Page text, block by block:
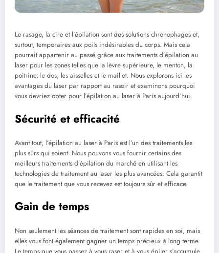
Le rasage, la cire et l’épilation sont des solutions chronophages et,
surtout, temporaires aux poils indésirables du corps. Mais cela
pourrait appartenir au passé grâce aux traitements d’épilation au
laser pour les zones telles que la lèvre supérieure, le menton, la
poitrine, le dos, les aisselles et le maillot. Nous explorons ici les
avantages du laser par rapport au rasoir et examinons pourquoi
vous devriez opter pour l’épilation au laser à Paris aujourd’hui.
Sécurité et efficacité
Avant tout, l’épilation au laser à Paris est l’un des traitements les
plus sûrs qui soient. Nous pouvons vous fournir certains des
meilleurs traitements d’épilation du marché en utilisant les
technologies de traitement au laser les plus avancées. Cela garantit
que le traitement que vous recevez est toujours sûr et efficace.
Gain de temps
Non seulement les séances de traitement sont rapides en soi, mais
elles vous font également gagner un temps précieux à long terme.
Le temps que vous passez à vous raser et à vous épiler s’accumule